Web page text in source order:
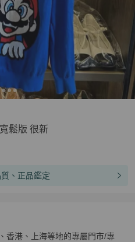
鬆版 很新
、正品鑑定
S寬鬆版 很新商品詳情與購買
香港、上海等地的專屬門市/專